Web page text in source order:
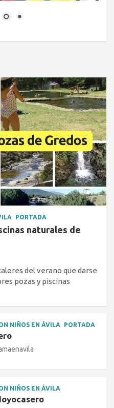
PORTADA
naturales de
del verano que darse
pozas y piscinas
NIÑOS EN ÁVILA PORTADA
NIÑOS EN ÁVILA